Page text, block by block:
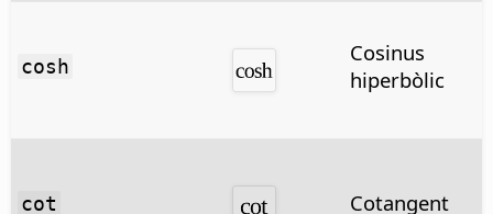
cosh
Cosinus
hiperbòlic
cot Cotangent